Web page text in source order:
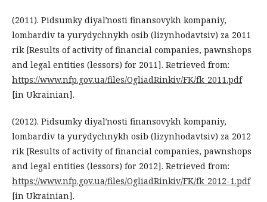
(2011). Pidsumky diyalʹnosti finansovykh kompaniy,
lombardiv ta yurydychnykh osib (lizynhodavtsiv) za 2011
rik [Results of activity of financial companies, pawnshops
and legal entities (lessors) for 2011]. Retrieved from:
https://www.nfp.gov.ua/files/OgliadRinkiv/FK/fk_2011.pdf
[in Ukrainian].
(2012). Pidsumky diyalʹnosti finansovykh kompaniy,
lombardiv ta yurydychnykh osib (lizynhodavtsiv) za 2012
rik [Results of activity of financial companies, pawnshops
and legal entities (lessors) for 2012]. Retrieved from:
https://www.nfp.gov.ua/files/OgliadRinkiv/FK/fk_2012-1.pdf
[in Ukrainian].